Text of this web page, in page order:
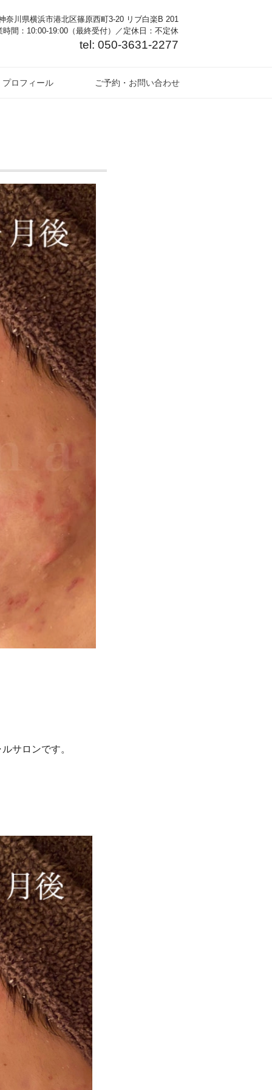
奈川県横浜市港北区篠原西町3-20 リブ白楽B 201
時間：10:00-19:00（最終受付）／定休日：不定休
tel: 050-3631-2277
プロフィール ご予約・お問い合わせ
ルサロンです。